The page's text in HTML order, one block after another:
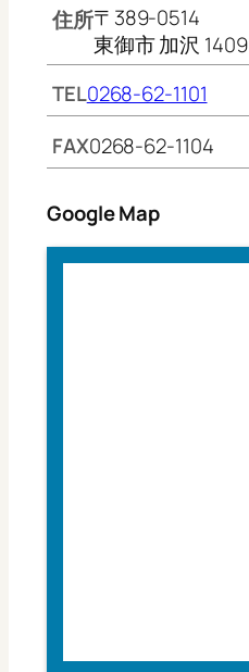
住所〒389-0514
東御市 加沢 1409
TEL0268-62-1101
FAX0268-62-1104
Google Map